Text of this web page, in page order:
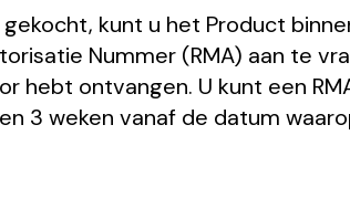
kunt u het Product
Nummer (RMA) aan te
hebt ontvangen. U kunt een
3 weken vanaf de datum